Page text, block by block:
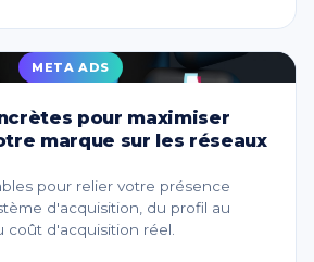
META ADS
pour maximiser
marque sur les réseaux
pour relier votre présence
d'acquisition, du profil au
coût d'acquisition réel.